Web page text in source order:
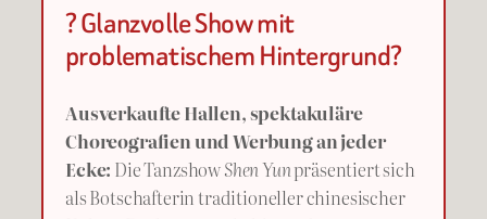
? Glanzvolle Show mit
problematischem Hintergrund?
Ausverkaufte Hallen, spektakuläre
Choreografien und Werbung an jeder
Ecke: Die TanzshowShen Yunpräsentiert sich
als Botschafterin traditioneller chinesischer